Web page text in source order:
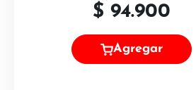
$ 94.900
Agregar